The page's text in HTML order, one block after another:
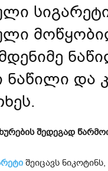
სიგარეტი
ნაწილი
შედეგად
შეიცავს